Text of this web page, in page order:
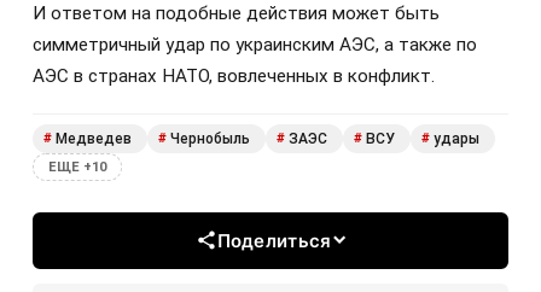
И ответом на подобные действия может быть
симметричный удар по украинским АЭС, а также по
АЭС в странах НАТО, вовлеченных в конфликт.
# Медведев # Чернобыль # ЗАЭС # ВСУ # удары
ЕЩЕ +10
Поделиться